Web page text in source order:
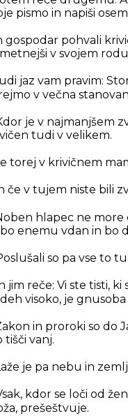
pismo in napiši
gospodar pohvali
v svojem
jaz vam pravim:
v večna
je v najmanjšem
tudi v velikem.
torej v krivičnem
če v tujem niste bili
hlapec ne more
enemu vdan in bo
so pa vse to
jim reče: Vi ste tisti,
visoko, je
in proroki so do
tišči vanj.
je pa nebu in
kdor se loči od
prešeštvuje.